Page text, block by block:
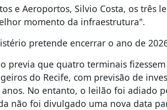
e Aeroportos, Silvio Costa, os três
momento da infraestrutura".
pretende encerrar o ano de
previa que quatro terminais
do Recife, com previsão de
anos. No entanto, o leilão foi adiado
não foi divulgado uma nova data